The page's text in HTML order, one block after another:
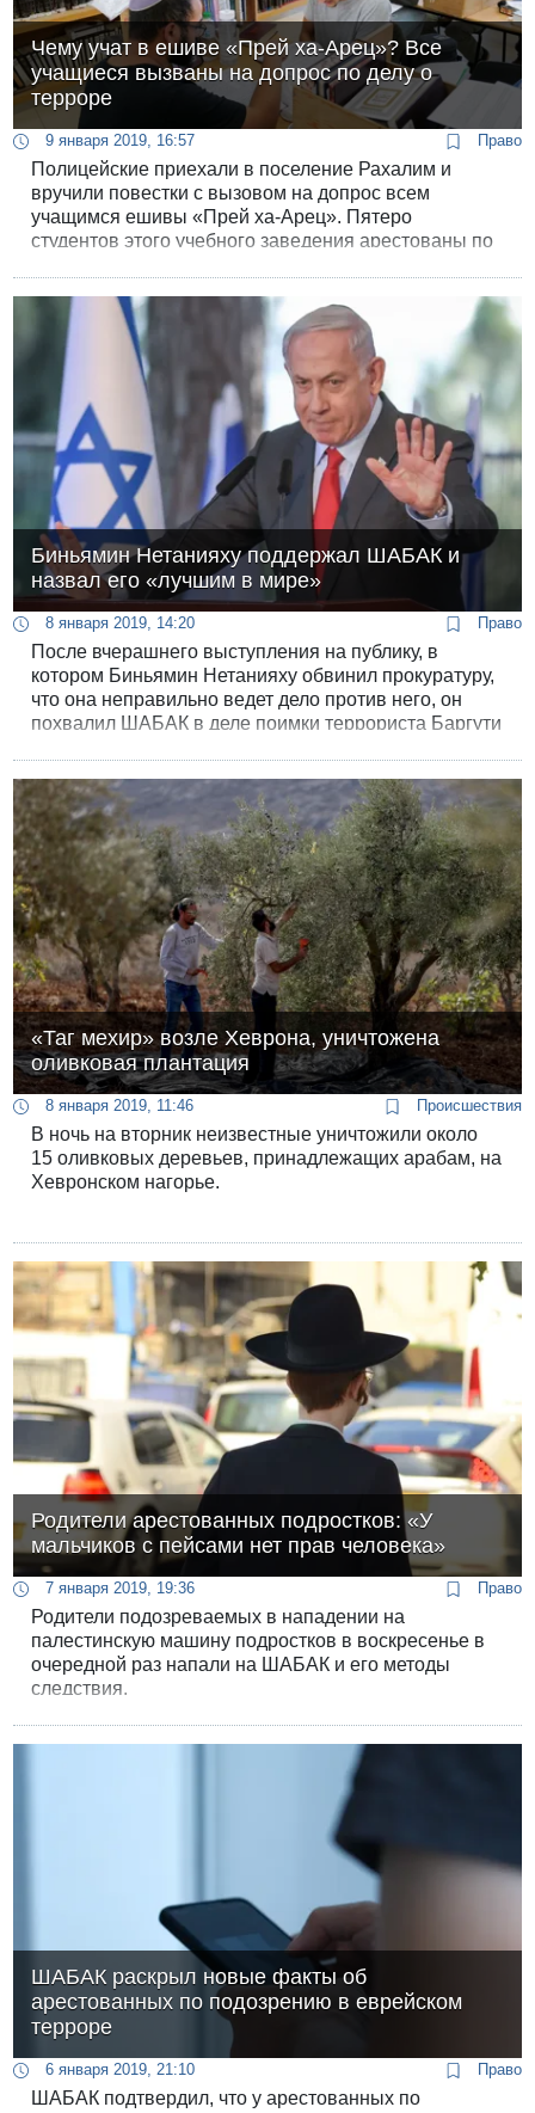
Чему учат в ешиве «Прей ха-Арец»? Все
учащиеся вызваны на допрос по делу о
терроре
9 января 2019, 16:57 Право
Полицейские приехали в поселение Рахалим и
вручили повестки с вызовом на допрос всем
учащимся ешивы «Прей ха-Арец». Пятеро
студентов этого учебного заведения арестованы по
Биньямин Нетанияху поддержал ШАБАК и
назвал его «лучшим в мире»
8 января 2019, 14:20 Право
После вчерашнего выступления на публику, в
котором Биньямин Нетанияху обвинил прокуратуру,
что она неправильно ведет дело против него, он
похвалил ШАБАК в деле поимки террориста Баргути
«Таг мехир» возле Хеврона, уничтожена
оливковая плантация
8 января 2019, 11:46 Происшествия
В ночь на вторник неизвестные уничтожили около
15 оливковых деревьев, принадлежащих арабам, на
Хевронском нагорье.
Родители арестованных подростков: «У
мальчиков с пейсами нет прав человека»
7 января 2019, 19:36 Право
Родители подозреваемых в нападении на
палестинскую машину подростков в воскресенье в
очередной раз напали на ШАБАК и его методы
следствия.
ШАБАК раскрыл новые факты об
арестованных по подозрению в еврейском
терроре
6 января 2019, 21:10 Право
ШАБАК подтвердил, что у арестованных по